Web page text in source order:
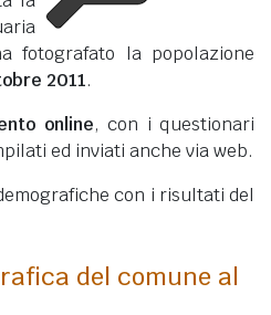
fotografato la popolazione
2011.
online, con i questionari
ed inviati anche via web.
con i risultati del
del comune al